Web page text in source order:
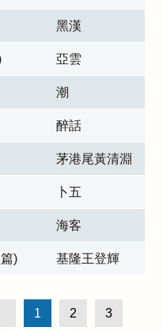
黑漢
亞雲
潮
醉話
茅港尾黃清淵
卜五
海客
) 基隆王登輝
1 2 3